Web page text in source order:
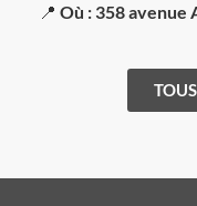
📍 Où : 358 avenue